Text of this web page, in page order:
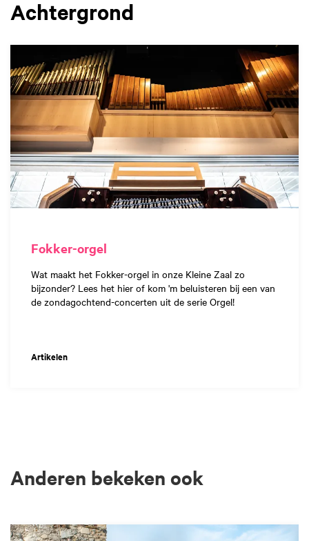
Achtergrond
Fokker-orgel
Wat maakt het Fokker-orgel in onze Kleine Zaal zo
bijzonder? Lees het hier of kom 'm beluisteren bij een van
de zondagochtend-concerten uit de serie Orgel!
Artikelen
Anderen bekeken ook